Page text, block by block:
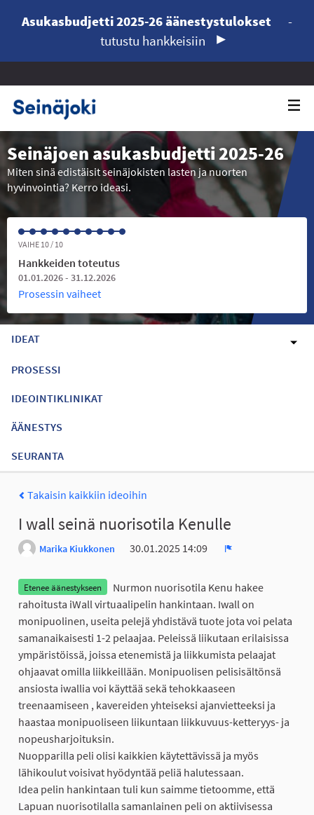
Asukasbudjetti 2025-26 äänestystulokset
-
tutustu hankkeisiin
Seinäjoen asukasbudjetti 2025-26
Miten sinä edistäisit seinäjokisten lasten ja nuorten
hyvinvointia? Kerro ideasi.
VAIHE 10 / 10
Hankkeiden toteutus
01.01.2026 - 31.12.2026
Prosessin vaiheet
IDEAT
PROSESSI
IDEOINTIKLINIKAT
ÄÄNESTYS
SEURANTA
Takaisin kaikkiin ideoihin
I wall seinä nuorisotila Kenulle
Marika Kiukkonen
30.01.2025 14:09
Etenee äänestykseen
Nurmon nuorisotila Kenu hakee
rahoitusta iWall virtuaalipelin hankintaan. Iwall on
monipuolinen, useita pelejä yhdistävä tuote jota voi pelata
samanaikaisesti 1-2 pelaajaa. Peleissä liikutaan erilaisissa
ympäristöissä, joissa etenemistä ja liikkumista pelaajat
ohjaavat omilla liikkeillään. Monipuolisen pelisisältönsä
ansiosta iwallia voi käyttää sekä tehokkaaseen
treenaamiseen , kavereiden yhteiseksi ajanvietteeksi ja
haastaa monipuoliseen liikuntaan liikkuvuus-ketteryys- ja
nopeusharjoituksin.
Nuopparilla peli olisi kaikkien käytettävissä ja myös
lähikoulut voisivat hyödyntää peliä halutessaan.
Idea pelin hankintaan tuli kun saimme tietoomme, että
Lapuan nuorisotilalla samanlainen peli on aktiivisessa